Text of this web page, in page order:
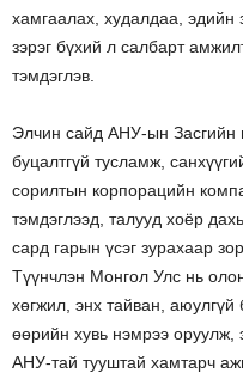
хамгаалах, худалдаа, эдийн
зэрэг бүхий л салбарт
тэмдэглэв.
Элчин сайд АНУ-ын Засгийн
буцалтгүй тусламж,
сорилтын корпорацийн
тэмдэглээд, талууд хоёр
сард гарын үсэг зурахаар
Түүнчлэн Монгол Улс нь
хөгжил, энх тайван, аюулгүй
өөрийн хувь нэмрээ оруулж,
АНУ-тай тууштай хамтарч